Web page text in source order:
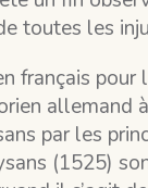
toutes les
français pour
allemand
par les
(1525)